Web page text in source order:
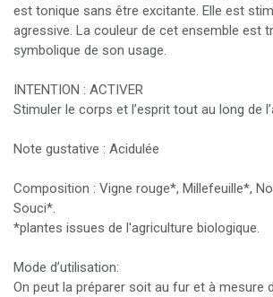
est tonique sans être excitante. Elle est
agressive. La couleur de cet ensemble est
symbolique de son usage.
INTENTION : ACTIVER
Stimuler le corps et l’esprit tout au long de
Note gustative : Acidulée
Composition : Vigne rouge*, Millefeuille*,
Souci*.
*plantes issues de l'agriculture biologique.
Mode d’utilisation:
On peut la préparer soit au fur et à mesure